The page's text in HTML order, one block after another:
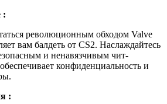
:
революционным обходом Valve
вам балдеть от CS2. Наслаждайтесь
и ненавязчивым чит-
конфиденциальность и
: